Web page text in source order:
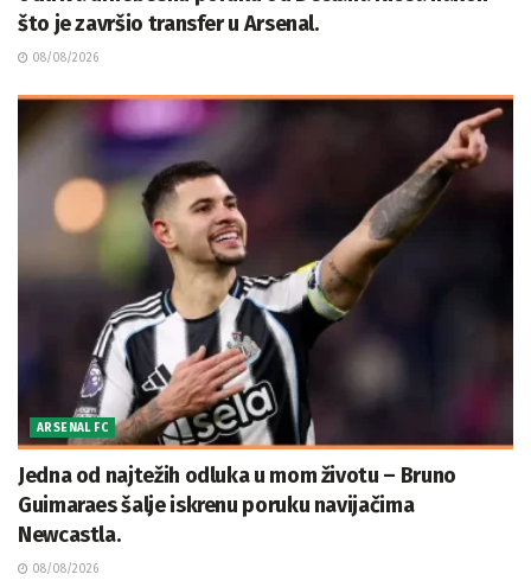
što je završio transfer u Arsenal.
08/08/2026
ARSENAL FC
Jedna od najtežih odluka u mom životu – Bruno
Guimaraes šalje iskrenu poruku navijačima
Newcastla.
08/08/2026